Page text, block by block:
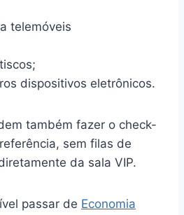
telemóveis
dispositivos eletrônicos.
também fazer o check-
sem filas de
da sala VIP.
passar de Economia